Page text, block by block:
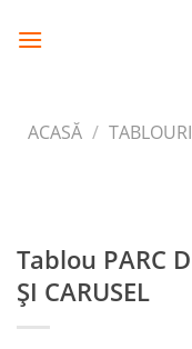
ACASĂ /
Tablou PARC
ȘI CARUSEL